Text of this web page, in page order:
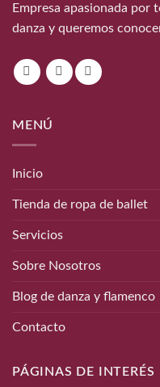
Empresa apasionada por
danza y queremos
MENÚ
Inicio
Tienda de ropa de ballet
Servicios
Sobre Nosotros
Blog de danza y flamenco
Contacto
PÁGINAS DE INTERÉS